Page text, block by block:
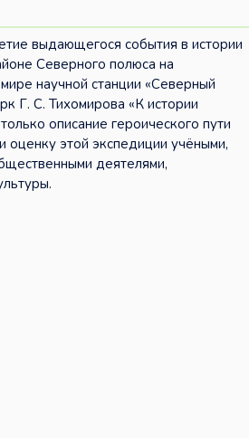
выдающегося события в истории
Северного полюса на
научной станции «Северный
Г. С. Тихомирова «К истории
описание героического пути
оценку этой экспедиции учёными,
деятелями,